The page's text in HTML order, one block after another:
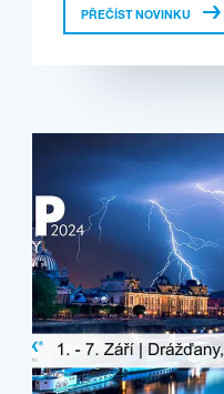
PŘEČÍST NOVINKU